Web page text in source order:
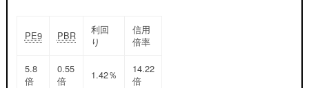
PE9 PBR
利回
り
信用
倍率
5.8
倍
0.55
倍
1.42％
14.22
倍